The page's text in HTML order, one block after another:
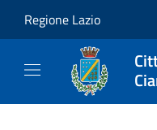
Regione Lazio